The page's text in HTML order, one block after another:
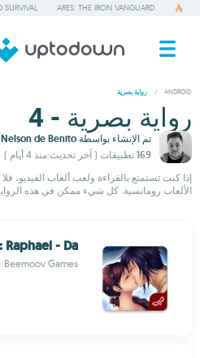
ARES: THE IRON VANGUARD
ANDROID
/ رواية بصرية
رواية بصرية - 4
تم الإنشاء بواسطة Nelson de Benito
169 تطبيقات
( آخر تحديث:منذ 4 أيام )
الألعاب رومانسية. كل شيء ممكن في هذه
- Da
Beemoov Games